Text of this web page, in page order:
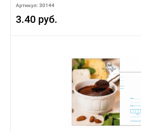
Артикул: 30144
3.40 руб.